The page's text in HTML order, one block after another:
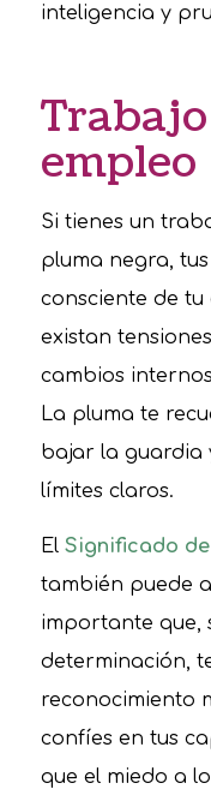
inteligencia y
empleo
Si tienes un
pluma negra,
consciente de
existan
cambios
La pluma te
bajar la guardia
límites claros.
El Significado
también puede
importante que,
determinación,
reconocimiento
confíes en tus
que el miedo a